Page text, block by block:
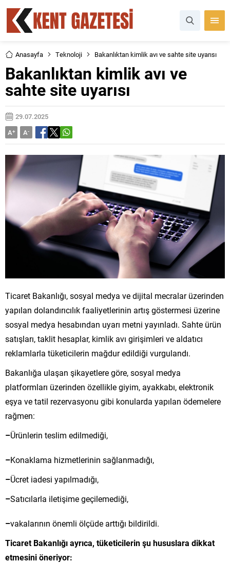
Anasayfa Teknoloji Bakanlıktan kimlik avı ve sahte site uyarısı
Bakanlıktan kimlik avı ve
sahte site uyarısı
29.07.2025
A+ A-
Ticaret Bakanlığı, sosyal medya ve dijital mecralarüzerinden
yapılan dolandırıcılık faaliyetlerinin artış göstermesi üzerine
sosyal medya hesabından uyarı metni yayınladı. Sahte ürün
satışları, taklit hesaplar, kimlik avı girişimleri ve aldatıcı
reklamlarla tüketicilerin mağdur edildiği vurgulandı.
Bakanlığa ulaşan şikayetlere göre, sosyal medya
platformları üzerinden özellikle giyim, ayakkabı, elektronik
eşya ve tatil rezervasyonu gibi konularda yapılan ödemelere
rağmen:
–Ürünlerin teslim edilmediği,
–Konaklama hizmetlerinin sağlanmadığı,
–Ücret iadesi yapılmadığı,
–Satıcılarla iletişime geçilemediği,
–vakalarının önemli ölçüde arttığı bildirildi.
Ticaret Bakanlığı ayrıca, tüketicilerinşu hususlara dikkat
etmesiniöneriyor: